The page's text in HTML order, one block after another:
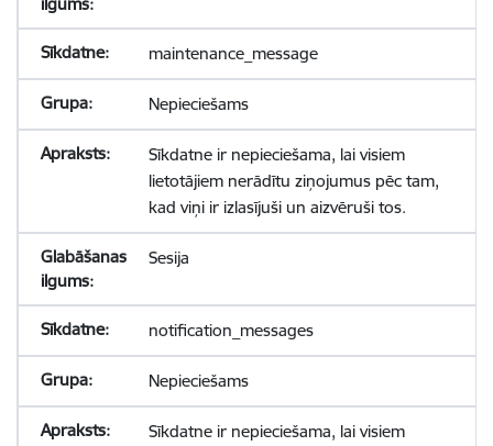
maintenance_message
Nepieciešams
Sīkdatne ir nepieciešama, lai visiem
lietotājiem nerādītu ziņojumus pēc tam,
kad viņi ir izlasījuši un aizvēruši tos.
Sesija
notification_messages
Nepieciešams
Sīkdatne ir nepieciešama, lai visiem